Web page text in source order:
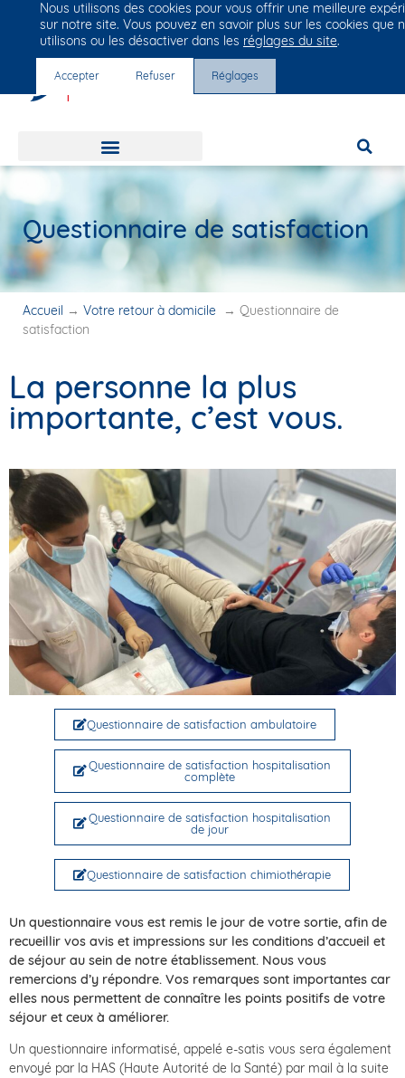
Groupe Vivalto Santé
Entre nous, la vie
Questionnaire de satisfaction
Accueil → Votre retour à domicile → Questionnaire de
satisfaction
La personne la plus
importante, c’est vous.
Questionnaire de satisfaction ambulatoire
Questionnaire de satisfaction hospitalisation
complète
Questionnaire de satisfaction hospitalisation
de jour
Questionnaire de satisfaction chimiothérapie
Un questionnaire vous est remis le jour de votre sortie, afin de
recueillir vos avis et impressions sur les conditions d’accueil et
de séjour au sein de notre établissement. Nous vous
remercions d’y répondre. Vos remarques sont importantes car
elles nous permettent de connaître les points positifs de votre
séjour et ceux à améliorer.
Un questionnaire informatisé, appelé e-satis vous sera également
envoyé par la HAS (Haute Autorité de la Santé) par mail à la suite
Nous utilisons des cookies pour vous offrir une meilleure
sur notre site. Vous pouvez en savoir plus sur les cookies que
utilisons ou les désactiver dans les réglages du site.
Accepter Refuser Réglages